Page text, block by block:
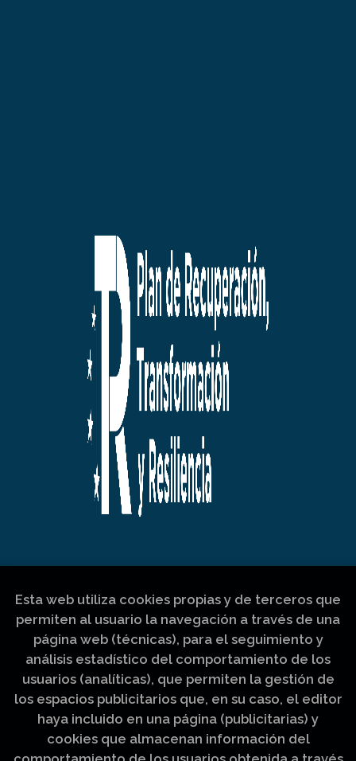
Esta web utiliza cookies propias y de terceros que
permiten al usuario la navegación a través de una
página web (técnicas), para el seguimiento y
análisis estadístico del comportamiento de los
usuarios (analíticas), que permiten la gestión de
los espacios publicitarios que, en su caso, el editor
haya incluido en una página (publicitarias) y
cookies que almacenan información del